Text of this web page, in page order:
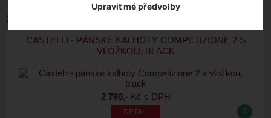
Upravit mé předvolby
Vybrat dle výrobce
CASTELLI - PÁNSKÉ KALHOTY COMPETIZIONE 2 S
VLOŽKOU, BLACK
2 790,- Kč s DPH
4